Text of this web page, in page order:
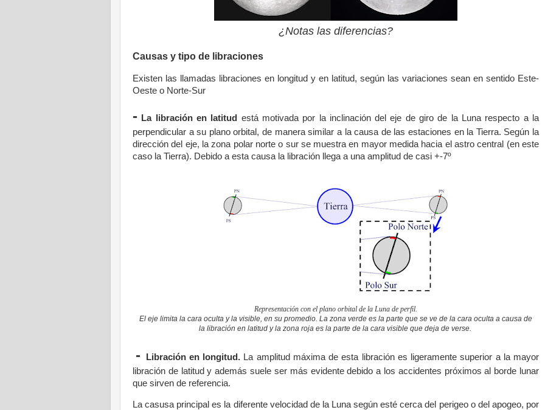
¿Notas las diferencias?
Causas y tipo de libraciones
Existen las llamadas libraciones en longitud y en latitud, según las variaciones sean en sentido Este-
Oeste o Norte-Sur
- La libración en latitud
está motivada por la inclinación del eje de giro de la Luna respecto a la
perpendicular a su plano orbital, de manera similar a la causa de las estaciones en la Tierra. Según la
dirección del eje, la zona polar norte o sur se muestra en mayor medida hacia el astro central (en este
caso la Tierra). Debido a esta causa la libración llega a una amplitud de casi +-7º
Representación con el plano orbital de la Luna de perfil.
El eje limita la cara oculta y la visible, en su promedio. La zona verde es la parte que se ve de la cara oculta a causa de
la libración en latitud y la zona roja es la parte de la cara visible que deja de verse.
- Libración en longitud. La amplitud máxima de esta libración es ligeramente superior a la mayor
libración de latitud y además suele ser más evidente debido a los accidentes próximos al borde lunar
que sirven de referencia.
La casusa principal es la diferente velocidad de la Luna según esté cerca del perigeo o del apogeo, por